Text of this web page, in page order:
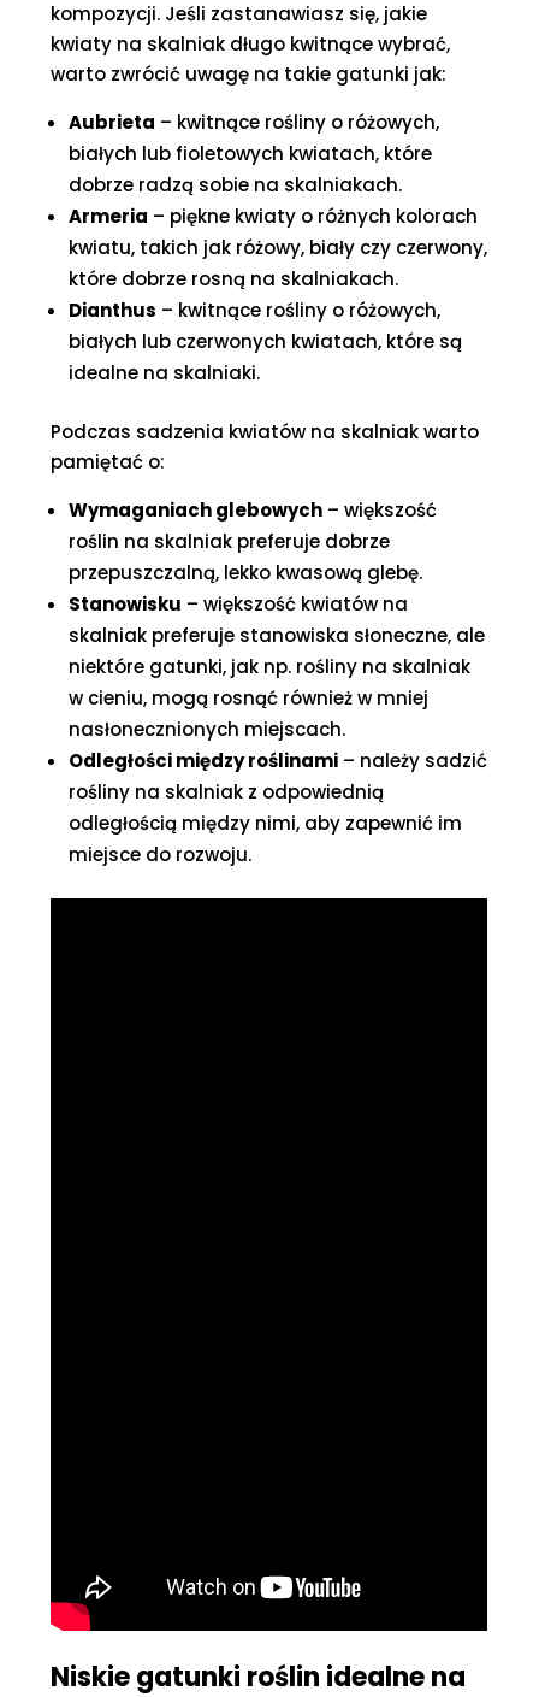
kompozycji. Jeśli zastanawiasz się, jakie
kwiaty na skalniak długo kwitnące wybrać,
warto zwrócić uwagę na takie gatunki jak:
Aubrieta – kwitnące rośliny o różowych,
białych lub fioletowych kwiatach, które
dobrze radzą sobie na skalniakach.
Armeria – piękne kwiaty o różnych kolorach
kwiatu, takich jak różowy, biały czy czerwony,
które dobrze rosną na skalniakach.
Dianthus – kwitnące rośliny o różowych,
białych lub czerwonych kwiatach, które są
idealne na skalniaki.
Podczas sadzenia kwiatów na skalniak warto
pamiętać o:
Wymaganiach glebowych – większość
roślin na skalniak preferuje dobrze
przepuszczalną, lekko kwasową glebę.
Stanowisku – większość kwiatów na
skalniak preferuje stanowiska słoneczne, ale
niektóre gatunki, jak np. rośliny na skalniak
w cieniu, mogą rosnąć również w mniej
nasłonecznionych miejscach.
Odległości między roślinami – należy sadzić
rośliny na skalniak z odpowiednią
odległością między nimi, aby zapewnić im
miejsce do rozwoju.
Niskie gatunki roślin idealne na